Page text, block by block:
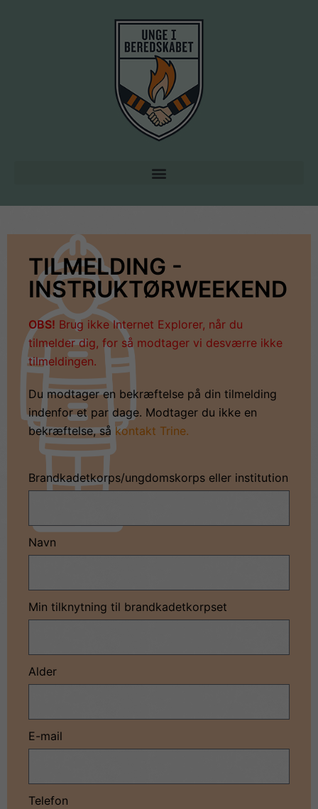
TILMELDING -
INSTRUKTØRWEEKEND
OBS! Brug ikke Internet Explorer, når du
tilmelder dig, for så modtager vi desværre ikke
tilmeldingen.
Du modtager en bekræftelse på din tilmelding
indenfor et par dage. Modtager du ikke en
bekræftelse, så kontakt Trine.
Brandkadetkorps/ungdomskorps eller institution
Navn
Min tilknytning til brandkadetkorpset
Alder
E-mail
Telefon